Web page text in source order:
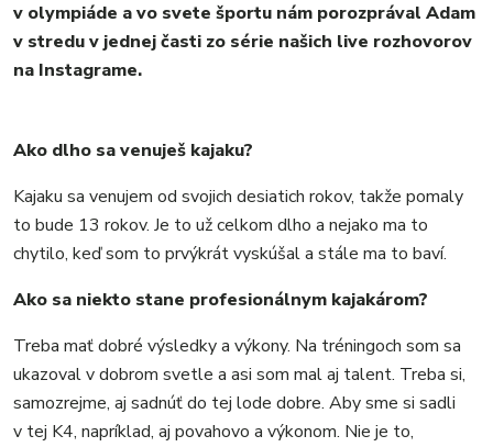
MESTO
REGIÓN
ŠPORT
FOTKY
VIDEO
MIX
v olympiáde a vo svete športu nám porozprával Adam
v stredu v jednej časti zo série našich live rozhovorov
na Instagrame.
Ako dlho sa venuješ kajaku?
Kajaku sa venujem od svojich desiatich rokov, takže pomaly
to bude 13 rokov. Je to už celkom dlho a nejako ma to
chytilo, keď som to prvýkrát vyskúšal a stále ma to baví.
Ako sa niekto stane profesionálnym kajakárom?
Treba mať dobré výsledky a výkony. Na tréningoch som sa
ukazoval v dobrom svetle a asi som mal aj talent. Treba si,
samozrejme, aj sadnúť do tej lode dobre. Aby sme si sadli
v tej K4, napríklad, aj povahovo a výkonom. Nie je to,